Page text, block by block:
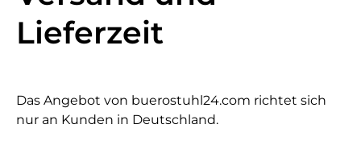
Lieferzeit
Das Angebot von buerostuhl24.com richtet sich
nur an Kunden in Deutschland.